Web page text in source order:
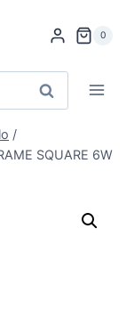
0
Haku
/
SQUARE 6W